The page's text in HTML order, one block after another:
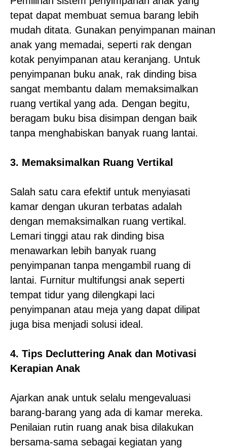
tepat dapat membuat semua barang lebih
mudah ditata. Gunakan penyimpanan mainan
anak yang memadai, seperti rak dengan
kotak penyimpanan atau keranjang. Untuk
penyimpanan buku anak, rak dinding bisa
sangat membantu dalam memaksimalkan
ruang vertikal yang ada. Dengan begitu,
beragam buku bisa disimpan dengan baik
tanpa menghabiskan banyak ruang lantai.
3. Memaksimalkan Ruang Vertikal
Salah satu cara efektif untuk menyiasati
kamar dengan ukuran terbatas adalah
dengan memaksimalkan ruang vertikal.
Lemari tinggi atau rak dinding bisa
menawarkan lebih banyak ruang
penyimpanan tanpa mengambil ruang di
lantai. Furnitur multifungsi anak seperti
tempat tidur yang dilengkapi laci
penyimpanan atau meja yang dapat dilipat
juga bisa menjadi solusi ideal.
4. Tips Decluttering Anak dan Motivasi
Kerapian Anak
Ajarkan anak untuk selalu mengevaluasi
barang-barang yang ada di kamar mereka.
Penilaian rutin ruang anak bisa dilakukan
bersama-sama sebagai kegiatan yang